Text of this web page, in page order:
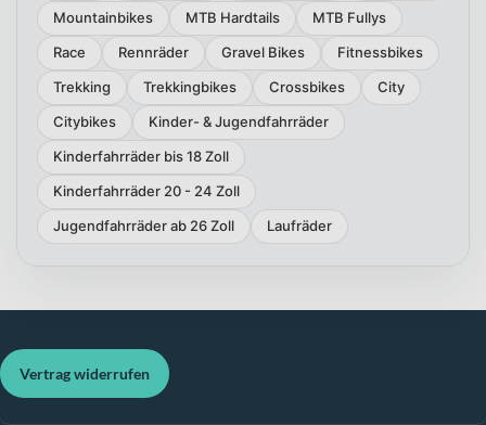
Mountainbikes
MTB Hardtails
MTB Fullys
Race
Rennräder Gravel Bikes
Fitnessbikes
Trekking
Trekkingbikes Crossbikes
City
Citybikes
Kinder- & Jugendfahrräder
Kinderfahrräder bis 18 Zoll
Kinderfahrräder 20 - 24 Zoll
Jugendfahrräder ab 26 Zoll
Laufräder
Vertrag widerrufen